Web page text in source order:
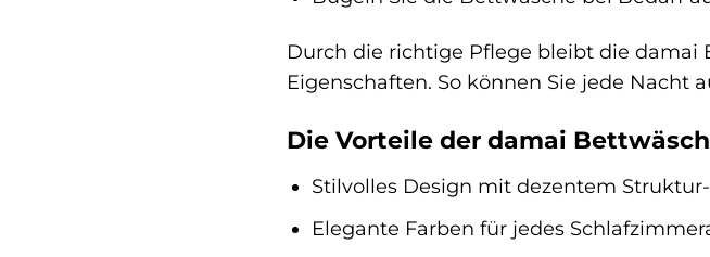
Durch die richtige Pflege bleibt die damai
Eigenschaften. So können Sie jede Nacht
Die Vorteile der damai
Stilvolles Design mit dezentem
Elegante Farben für jedes